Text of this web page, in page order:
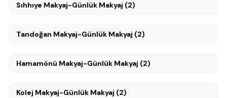
Sıhhıye Makyaj-Günlük Makyaj (2)
Tandoğan Makyaj-Günlük Makyaj (2)
Hamamönü Makyaj-Günlük Makyaj (2)
Kolej Makyaj-Günlük Makyaj (2)